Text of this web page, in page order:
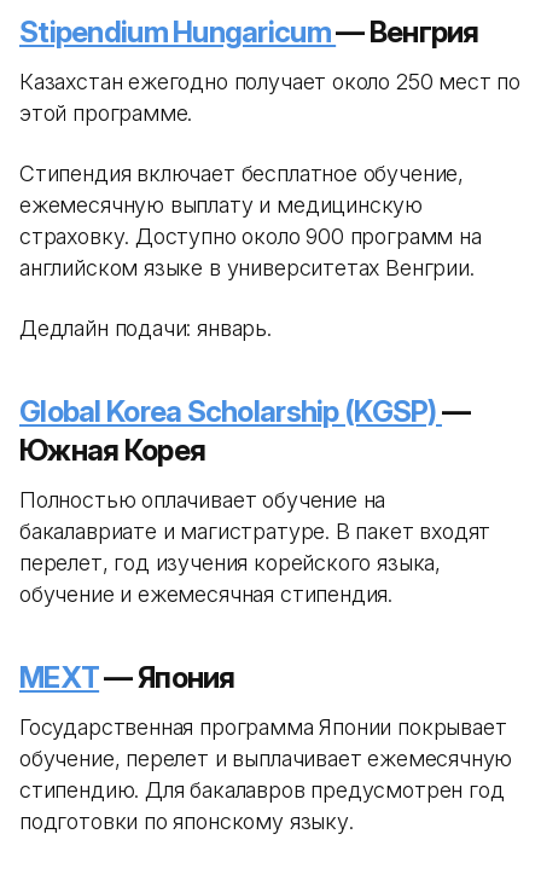
Stipendium Hungaricum— Венгрия
Казахстан ежегодно получает около 250 мест по
этой программе.
Стипендия включает бесплатное обучение,
ежемесячную выплату и медицинскую
страховку. Доступно около 900 программ на
английском языке в университетах Венгрии.
Дедлайн подачи: январь.
Global Korea Scholarship (KGSP)—
Южная Корея
Полностью оплачивает обучение на
бакалавриате и магистратуре. В пакет входят
перелет, год изучения корейского языка,
обучение и ежемесячная стипендия.
MEXT— Япония
Государственная программа Японии покрывает
обучение, перелет и выплачивает ежемесячную
стипендию. Для бакалавров предусмотрен год
подготовки по японскому языку.